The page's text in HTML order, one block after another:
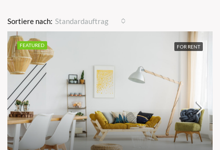
Sortiere nach: Standardauftrag
FEATURED FOR RENT